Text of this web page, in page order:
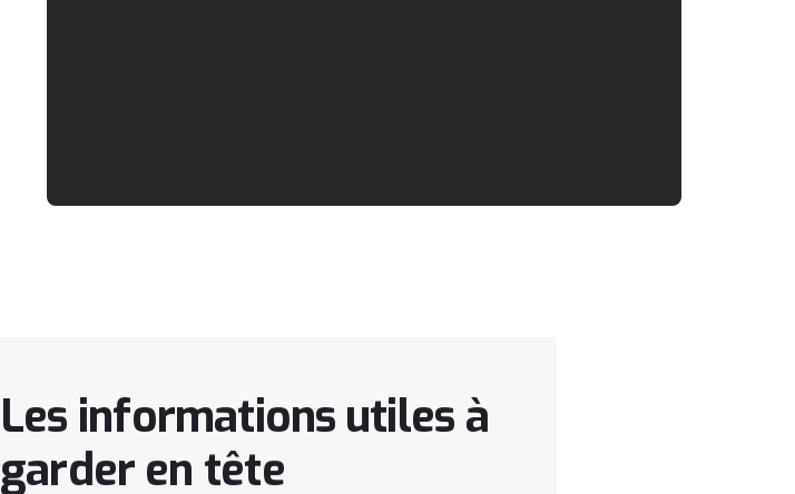
Les informations utiles à
garder en tête